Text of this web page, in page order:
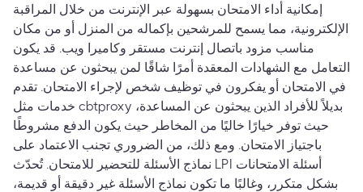
إمكانية أداء الامتحان بسهولة عبر الإنترنت من خلال المراقبة
الإلكترونية، مما يسمح للمرشحين بإكماله من المنزل أو من مكان
مناسب مزود باتصال إنترنت مستقر وكاميرا ويب. قد يكون
التعامل مع الشهادات المعقدة أمرًا شاقًا لمن يبحثون عن مساعدة
في الامتحان أو يفكرون في توظيف شخص لإجراء الامتحان. تقدم
خدمات مثل cbtproxy بديلاً للأفراد الذين يبحثون عن المساعدة،
حيث توفر خيارًا خاليًا من المخاطر حيث يكون الدفع مشروطًا
باجتياز الامتحان. ومع ذلك، من الضروري تجنب الاعتماد على
نماذج الأسئلة للتحضير للامتحان. تُحدّث LPI أسئلة الامتحانات
بشكل متكرر، وغالبًا ما تكون نماذج الأسئلة غير دقيقة أو قديمة،